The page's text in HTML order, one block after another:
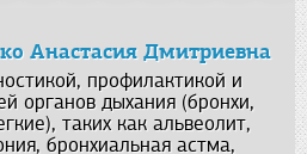
Анастасия Дмитриевна
профилактикой и
органов дыхания (бронхи,
таких как альвеолит,
бронхиальная астма,